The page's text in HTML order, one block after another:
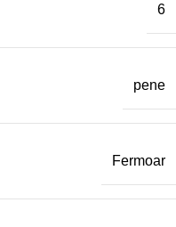
6
pene
Fermoar